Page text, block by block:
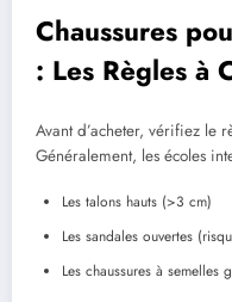
Chaussures
: Les Règles à
Avant d’acheter, vérifiez le
Généralement, les écoles
Les talons hauts (>3 cm)
Les sandales ouvertes
Les chaussures à semelles